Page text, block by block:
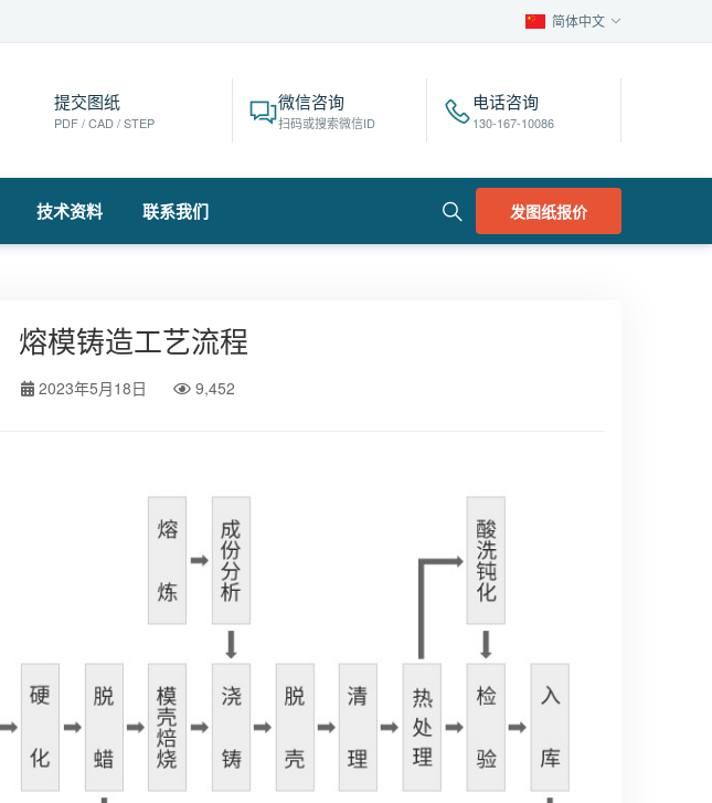
简体中文
提交图纸
PDF / CAD / STEP
微信咨询
扫码或搜索微信ID
电话咨询
130-167-10086
技术资料 联系我们 发图纸报价
熔模铸造工艺流程
2023年5月18日 9,452